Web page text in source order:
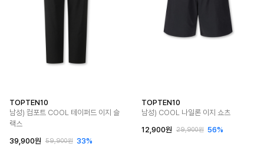
TOPTEN10
남성) 컴포트 COOL 테이퍼드 이지 슬
랙스
39,900원
59,900원 33%
TOPTEN10
남성) COOL 나일론 이지 쇼츠
12,900원
29,900원 56%